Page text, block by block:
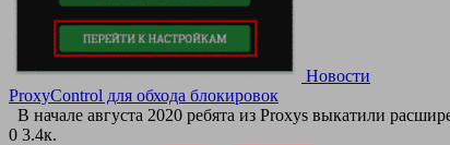
Новости
ProxyControl для обхода блокировок
В начале августа 2020 ребята из Proxys выкатили
0 3.4к.